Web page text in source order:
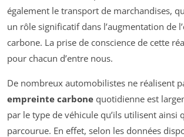
également le transport de marchandises,
un rôle significatif dans l’augmentation de
carbone. La prise de conscience de cette
pour chacun d’entre nous.
De nombreux automobilistes ne réalisent
empreinte carbone quotidienne est
par le type de véhicule qu’ils utilisent ainsi
parcourue. En effet, selon les données